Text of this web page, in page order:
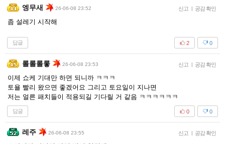
엥무새 26-06-08 23:52 신고 | 공감 확인
좀 설레기 시작해
답글 0
2
롤롤롤롷 26-06-08 23:53 신고 | 공감 확인
이제 쇼케 기대만 하면 되니까 ㅋㅋㅋ
토욜 빨리 왔으면 좋겠어요 그리고 토요일이 지나면
저는 얼른 패치들이 적용되길 기다릴 거 같음 ㅋㅋㅋㅋㅋㅋ
답글 0
0
레주 26-06-08 23:55 신고 | 공감 확인